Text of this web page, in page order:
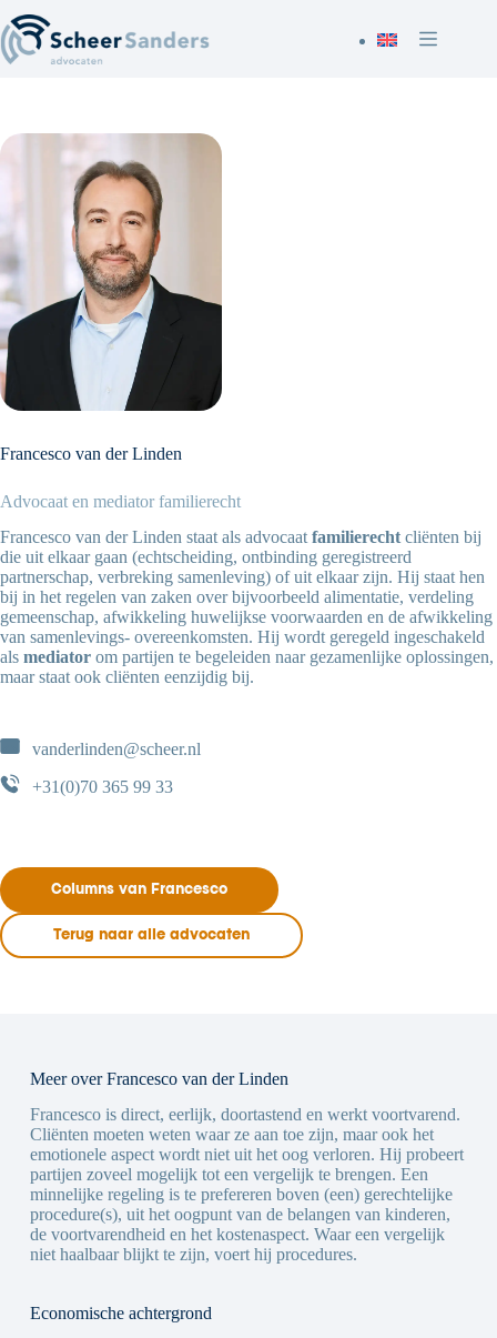
naar
de
inhoud
Francesco van der Linden
Advocaat en mediator familierecht
Francesco van der Linden staat als advocaat familierecht cliënten bij
die uit elkaar gaan (echtscheiding, ontbinding geregistreerd
partnerschap, verbreking samenleving) of uit elkaar zijn. Hij staat hen
bij in het regelen van zaken over bijvoorbeeld alimentatie, verdeling
gemeenschap, afwikkeling huwelijkse voorwaarden en de afwikkeling
van samenlevings- overeenkomsten. Hij wordt geregeld ingeschakeld
als mediator om partijen te begeleiden naar gezamenlijke oplossingen,
maar staat ook cliënten eenzijdig bij.
vanderlinden@scheer.nl
+31(0)70 365 99 33
Columns van Francesco
Terug naar alle advocaten
Meer over Francesco van der Linden
Francesco is direct, eerlijk, doortastend en werkt voortvarend.
Cliënten moeten weten waar ze aan toe zijn, maar ook het
emotionele aspect wordt niet uit het oog verloren. Hij probeert
partijen zoveel mogelijk tot een vergelijk te brengen. Een
minnelijke regeling is te prefereren boven (een) gerechtelijke
procedure(s), uit het oogpunt van de belangen van kinderen,
de voortvarendheid en het kostenaspect. Waar een vergelijk
niet haalbaar blijkt te zijn, voert hij procedures.
Economische achtergrond